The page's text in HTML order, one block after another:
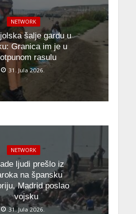
NETWORK
šalje gardu u
Granica im je u
rasulu
31. Jula 2026.
NETWORK
ljudi prešlo iz
na špansku
Madrid poslao
vojsku
31. Jula 2026.